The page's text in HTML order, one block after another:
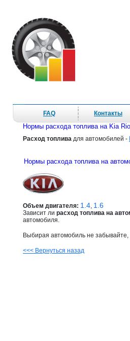
FAQ Контакты
Нормы расхода топлива на Kia
Расход топлива для автомобилей -
Нормы расхода топлива на
Объем двигателя: 1.4, 1.6
Зависит ли расход топлива на
автомобиля.
Выбирая автомобиль не
<<< Вернуться назад